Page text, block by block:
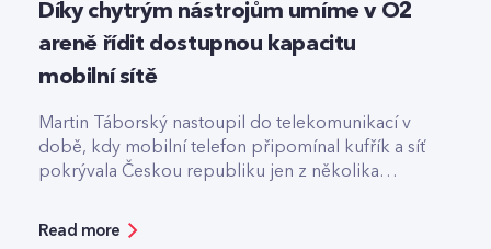
Díky chytrým nástrojům umíme v O2
areně řídit dostupnou kapacitu
mobilní sítě
Martin Táborský nastoupil do telekomunikací v
době, kdy mobilní telefon připomínal kufřík a síť
pokrývala Českou republiku jen z několika
za špičkovou kvalitu a optimalizaci rádiové sítě. V
Read more